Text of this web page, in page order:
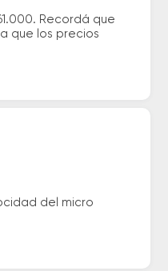
Recordá que
que los precios
del micro